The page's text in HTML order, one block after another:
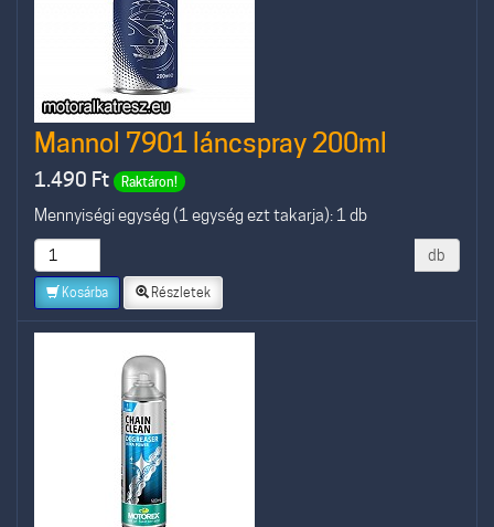
Mannol 7901 láncspray 200ml
1.490 Ft Raktáron!
Mennyiségi egység (1 egység ezt takarja): 1 db
db
Kosárba Részletek